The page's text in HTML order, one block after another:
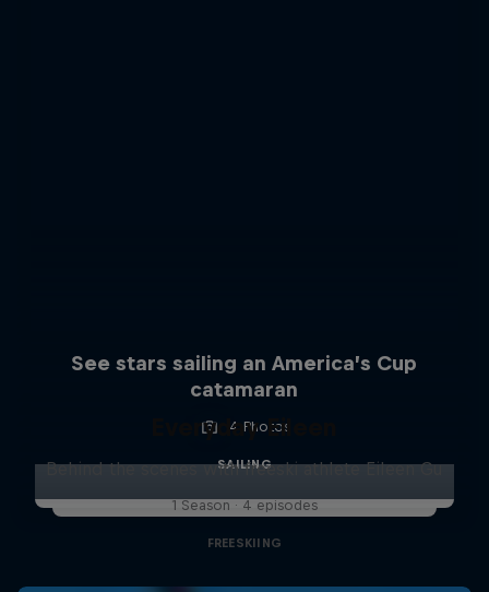
See stars sailing an America’s Cup
catamaran
4 Photos
SAILING
Everyday Eileen
Behind the scenes with freeski athlete Eileen Gu
1 Season · 4 episodes
FREESKIING